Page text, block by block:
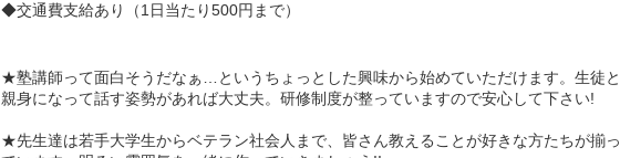
◆交通費支給あり（1日当たり500円まで）
★塾講師って面白そうだなぁ…というちょっとした興味から始めていただけます。生徒と
親身になって話す姿勢があれば大丈夫。研修制度が整っていますので安心して下さい!
★先生達は若手大学生からベテラン社会人まで、皆さん教えることが好きな方たちが揃っ